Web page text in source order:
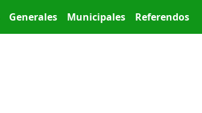
Generales Municipales Referendos